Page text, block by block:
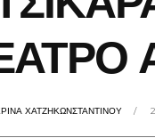
ΧΑΤΖΗΚΩΝΣΤΑΝΤΙΝΟΥ